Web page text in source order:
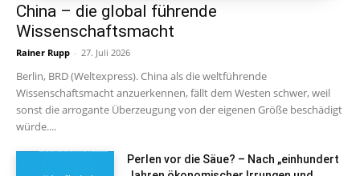
China – die global führende
Wissenschaftsmacht
Rainer Rupp - 27. Juli 2026
Berlin, BRD (Weltexpress). China als die weltführende
Wissenschaftsmacht anzuerkennen, fällt dem Westen schwer, weil
sonst die arrogante Überzeugung von der eigenen Größe beschädigt
würde....
Perlen vor die Säue? – Nach „einhundert